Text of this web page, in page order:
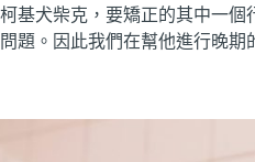
柯基犬柴克，要矯正的其中一個
問題。因此我們在幫他進行晚